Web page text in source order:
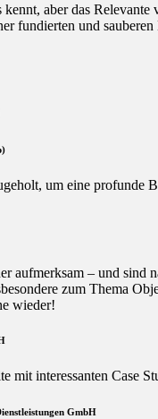
aber das
fundierten und
um eine profunde
aufmerksam – und sind
zum Thema
wieder!
interessanten Case
GmbH